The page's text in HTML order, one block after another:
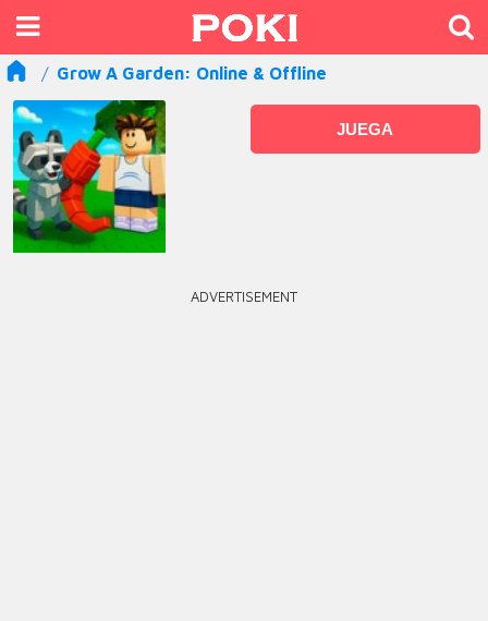
Grow A Garden: Online & Offline
JUEGA
ADVERTISEMENT